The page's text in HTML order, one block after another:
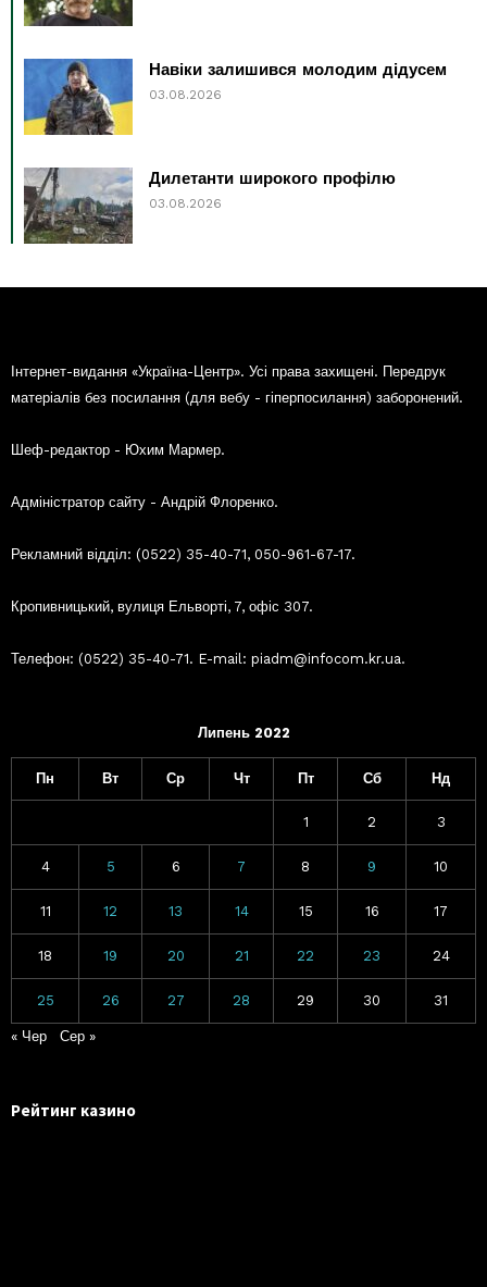
Навіки залишився молодим дідусем
03.08.2026
Дилетанти широкого профілю
03.08.2026
Інтернет-видання «Україна-Центр». Усі права захищені. Передрук
матеріалів без посилання (для вебу - гіперпосилання) заборонений.
Шеф-редактор - Юхим Мармер.
Адміністратор сайту - Андрій Флоренко.
Рекламний відділ: (0522) 35-40-71, 050-961-67-17.
Кропивницький, вулиця Ельворті, 7, офіс 307.
Телефон: (0522) 35-40-71. E-mail: piadm@infocom.kr.ua.
Липень 2022
Пн Вт Ср Чт Пт Сб Нд
1 2 3
4 5 6 7 8 9 10
11 12 13 14 15 16 17
18 19 20 21 22 23 24
25 26 27 28 29 30 31
« Чер Сер »
Рейтинг казино